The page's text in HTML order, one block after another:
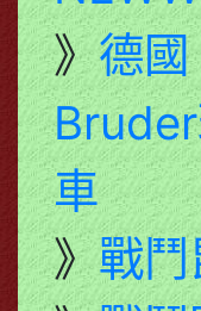
》德國
車
》戰鬥